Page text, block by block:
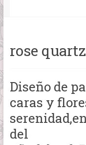
rose quartz
Diseño de
caras y
del